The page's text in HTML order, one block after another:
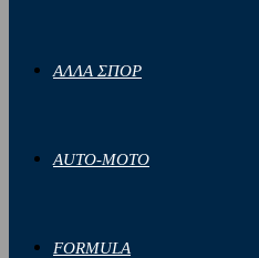
ΑΛΛΑ ΣΠΟΡ
AUTO-MOTO
FORMULA